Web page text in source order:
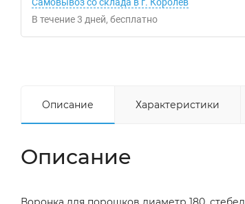
В течение3 дней Бесплатно
Описание Характеристики
Описание